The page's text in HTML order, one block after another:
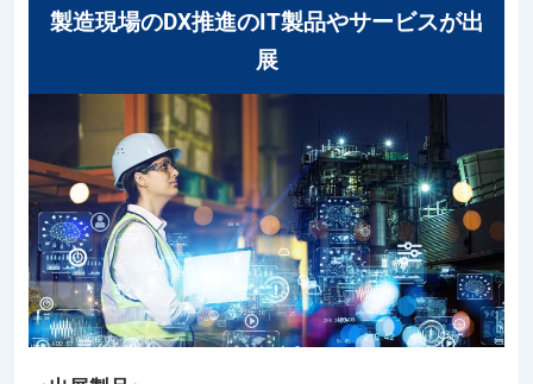
製造現場のDX推進のIT製品やサービスが出
展